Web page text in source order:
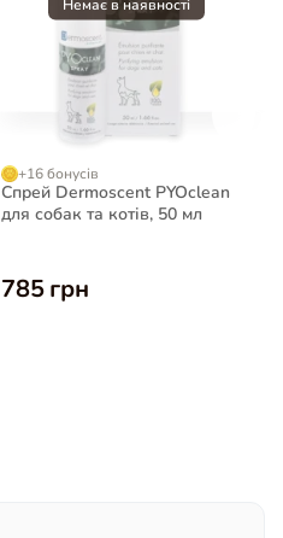
+16 бонусів
Спрей Dermoscent PYOclean
для собак та котів, 50 мл
785 грн